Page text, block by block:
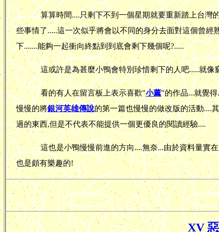
算算時間....只剩下不到一個星期就要重新踏上台灣
些事情了.....這一次似乎將會以不同的身分去面對這個曾
下.......能夠一起衝向終點到到底會剩下幾個呢?.....
這或許是為甚麼小鴨會特別珍惜剩下的人吧.....就
看的有人在留言板上表示喜歡"小薰"的作品...就覺
慢慢的將銀河英雄傳說的第一篇也慢慢的做改版的活動....
過的東西,但是不代表不能提供一個更優良的閱讀經驗....
這也是小鴨慢慢前進的方向....無奈...由於資料量實
也是頗有樂趣的!
XV